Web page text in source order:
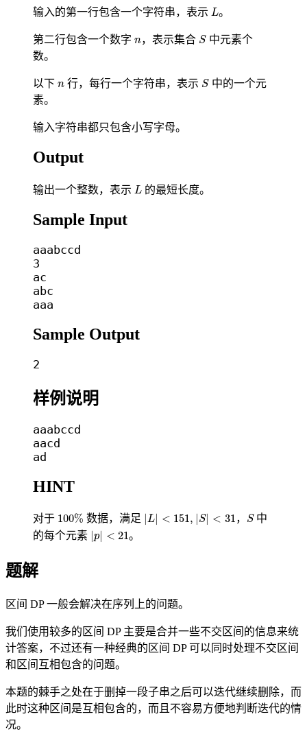
输入的第一行包含一个字符串，表示 L
L。
第二行包含一个数字 n
n ，表示集合 S
S中元素个
数。
以下 n
n 行，每行一个字符串，表示 S
S中的一个元
素。
输入字符串都只包含小写字母。
Output
输出一个整数，表示 L
L 的最短长度。
Sample Input
aaabccd
3
ac
abc
Sample Output
样例说明
aaabccd
aacd
HINT
对于 100%
100% 数据，满足 L < 151, S| < 31
| L| < 151 ,|S 31 ， S
S中
的每个元素 p| < 21
| < 21 。
题解
区间 DP 一般会解决在序列上的问题。
我们使用较多的区间 DP 主要是合并一些不交区间的信息来统
计答案，不过还有一种经典的区间 DP 可以同时处理不交区间
和区间互相包含的问题。
本题的棘手之处在于删掉一段子串之后可以迭代继续删除，而
此时这种区间是互相包含的，而且不容易方便地判断迭代的情
况。